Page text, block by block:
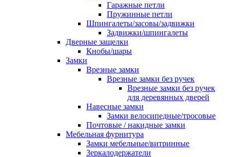
Гаражные петли
Пружинные петли
Шпингалеты/засовы/задвижки
Задвижки/шпингалеты
Дверные защелки
Кнобы/шары
Замки
Врезные замки
Врезные замки без ручек
Врезные замки без ручек
для деревянных дверей
Навесные замки
Замки велосипедные/тросовые
Почтовые / накидные замки
Мебельная фурнитура
Замки мебельные/витринные
Зеркалодержатели